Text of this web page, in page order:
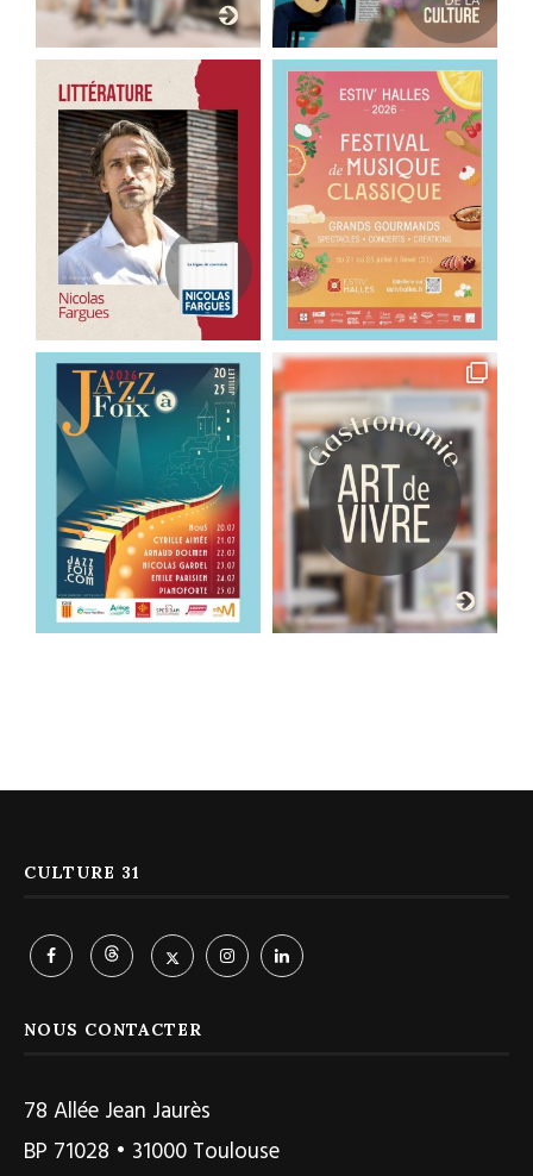
CULTURE 31
NOUS CONTACTER
78 Allée Jean Jaurès
BP 71028 • 31000 Toulouse